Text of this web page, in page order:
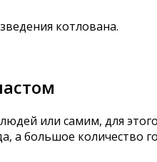
котлована.
или самим, для
большое количество